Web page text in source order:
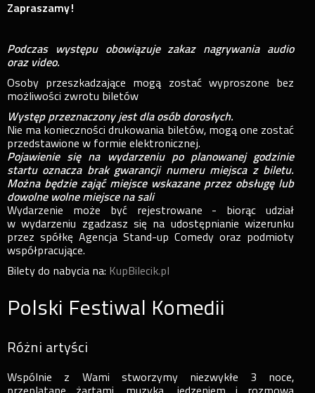
Zapraszamy!
Podczas występu obowiązuje zakaz nagrywania audio
oraz video.
Osoby przeszkadzające mogą zostać wyproszone bez
możliwości zwrotu biletów
Występ przeznaczony jest dla osób dorosłych.
Nie ma konieczności drukowania biletów, mogą one zostać
przedstawione w formie elektronicznej.
Pojawienie się na wydarzeniu po planowanej godzinie
startu oznacza brak gwarancji numeru miejsca z biletu.
Można będzie zająć miejsce wskazane przez obsługę lub
dowolne wolne miejsce na sali
Wydarzenie może być rejestrowane - biorąc udział
w wydarzeniu zgadzasz się na udostępnianie wizerunku
przez spółkę Agencja Stand-up Comedy oraz podmioty
współpracujące.
Bilety do nabycia na: KupBilecik.pl
Polski Festiwal Komedii
Różni artyści
Wspólnie z Wami stworzymy niezwykłe 3 noce,